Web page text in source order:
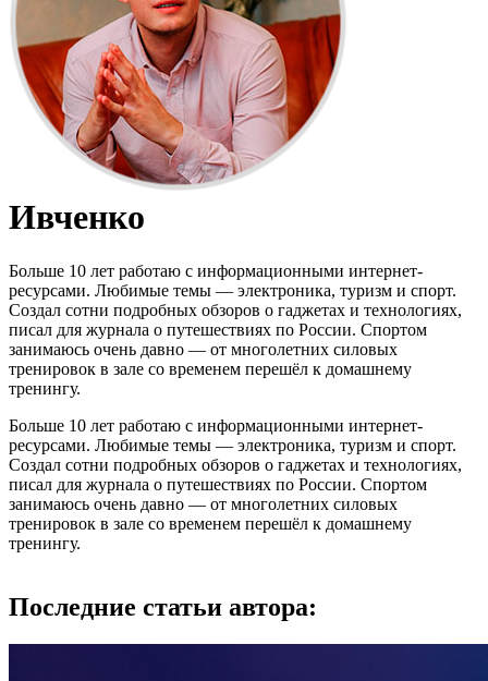
Ивченко
Больше 10 лет работаю с информационными интернет-
ресурсами. Любимые темы — электроника, туризм и спорт.
Создал сотни подробных обзоров о гаджетах и технологиях,
писал для журнала о путешествиях по России. Спортом
занимаюсь очень давно — от многолетних силовых
тренировок в зале со временем перешёл к домашнему
тренингу.
Больше 10 лет работаю с информационными интернет-
ресурсами. Любимые темы — электроника, туризм и спорт.
Создал сотни подробных обзоров о гаджетах и технологиях,
писал для журнала о путешествиях по России. Спортом
занимаюсь очень давно — от многолетних силовых
тренировок в зале со временем перешёл к домашнему
тренингу.
Последние статьи автора: